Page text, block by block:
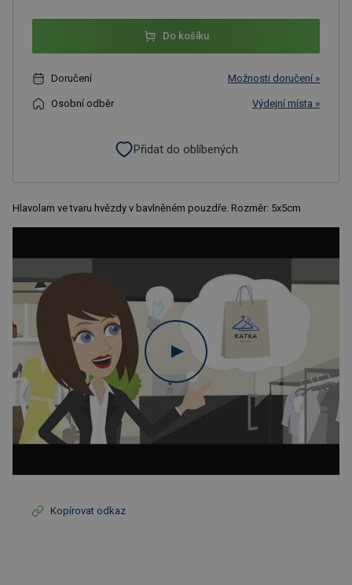
Do košíku
Doručení Možnosti doručení »
Osobní odběr Výdejní místa »
Přidat do oblíbených
Hlavolam ve tvaru hvězdy v bavlněném pouzdře. Rozměr: 5x5cm
Kopírovat odkaz